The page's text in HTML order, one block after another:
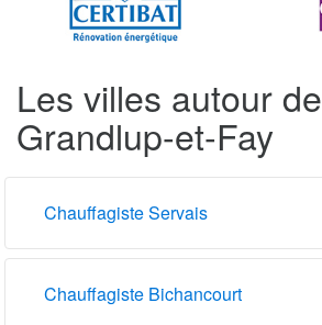
Les villes autour de
Grandlup-et-Fay
Chauffagiste Servais
Chauffagiste Bichancourt